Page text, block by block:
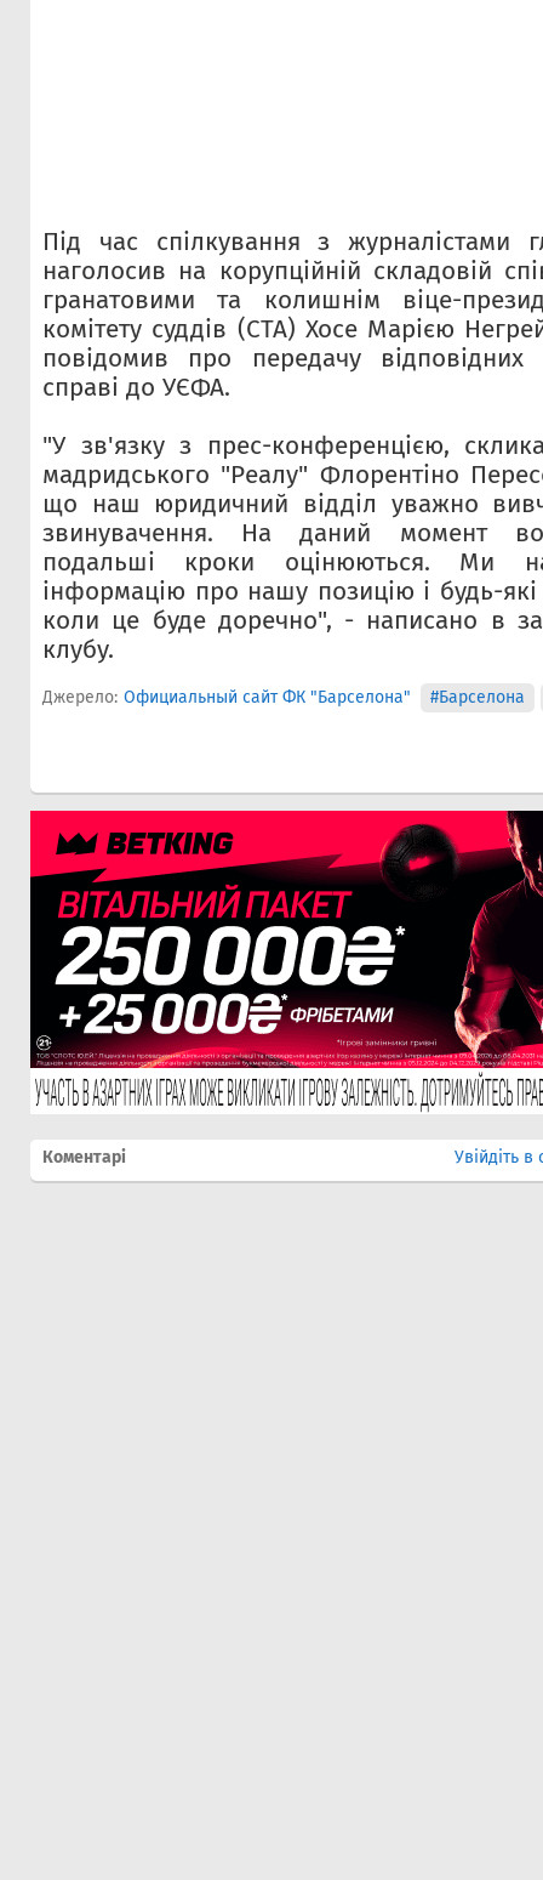
Під час спілкування з журналістами
наголосив на корупційній складовій
гранатовими та колишнім віце-
комітету суддів (CTA) Хосе Марією
повідомив про передачу відповідних
справі до УЄФА.
"У зв'язку з прес-конференцією,
мадридського "Реалу" Флорентіно
що наш юридичний відділ уважно
звинувачення. На даний момент
подальші кроки оцінюються. Ми
інформацію про нашу позицію і будь-
коли це буде доречно", - написано в
клубу.
Джерело: Официальный сайт ФК "Барселона" #Барселона
Коментарі Увійдіть в